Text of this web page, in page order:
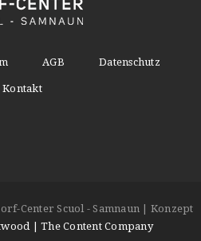
AGB Datenschutz
Kontakt
Center Scuol - Samnaun | Konzept
| The Content Company